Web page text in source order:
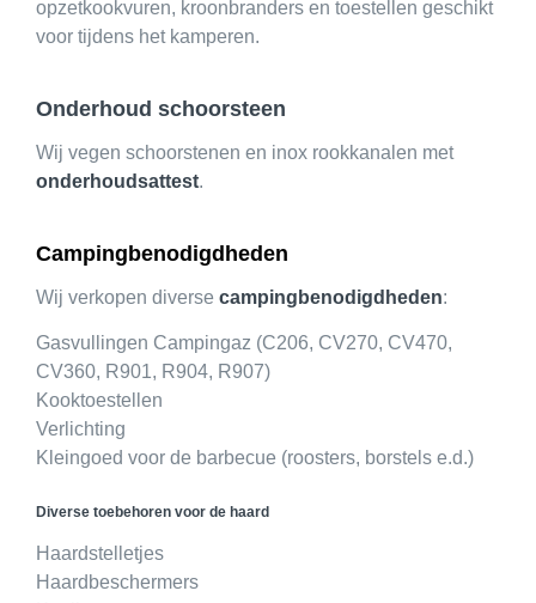
opzetkookvuren, kroonbranders en toestellen geschikt
voor tijdens het kamperen.
Onderhoud schoorsteen
Wij vegen schoorstenen en inox rookkanalen met
onderhoudsattest.
Campingbenodigdheden
Wij verkopen diverse campingbenodigdheden:
Gasvullingen Campingaz (C206, CV270, CV470,
CV360, R901, R904, R907)
Kooktoestellen
Verlichting
Kleingoed voor de barbecue (roosters, borstels e.d.)
Diverse toebehoren voor de haard
Haardstelletjes
Haardbeschermers